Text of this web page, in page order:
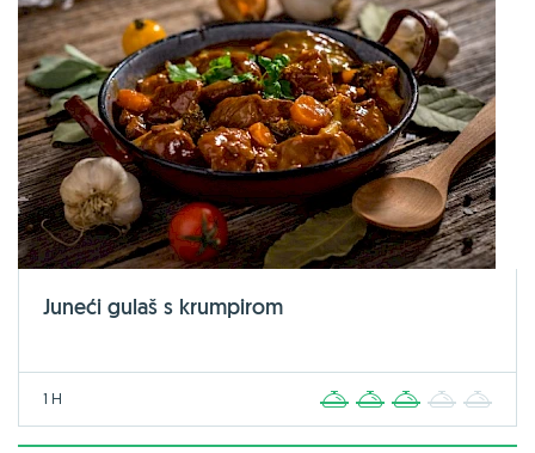
Juneći gulaš s krumpirom
1 H 2 3 4